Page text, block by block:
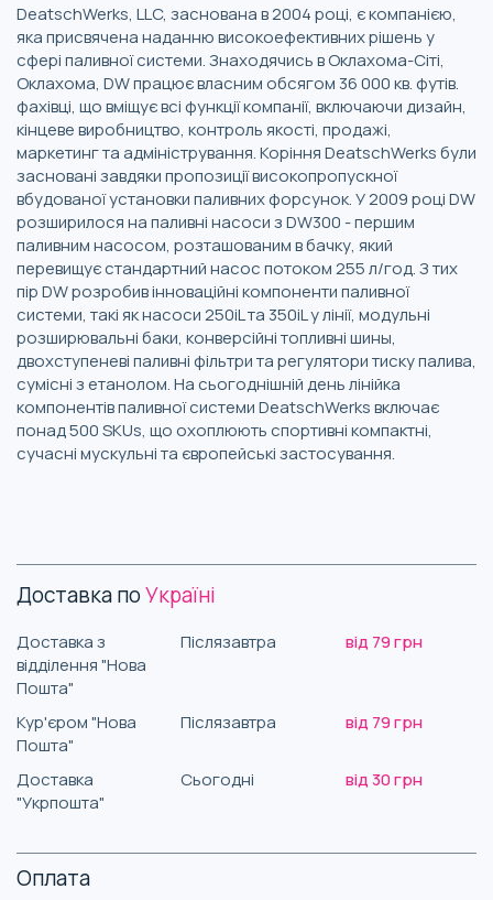
DeatschWerks, LLC, заснована в 2004 році, є компанією,
яка присвячена наданню високоефективних рішень у
сфері паливної системи. Знаходячись в Оклахома-Сіті,
Оклахома, DW працює власним обсягом 36 000 кв. футів.
фахівці, що вміщує всі функції компанії, включаючи дизайн,
кінцеве виробництво, контроль якості, продажі,
маркетинг та адміністрування. Коріння DeatschWerks були
засновані завдяки пропозиції високопропускної
вбудованої установки паливних форсунок. У 2009 році DW
розширилося на паливні насоси з DW300 - першим
паливним насосом, розташованим в бачку, який
перевищує стандартний насос потоком 255 л/год. З тих
пір DW розробив інноваційні компоненти паливної
системи, такі як насоси 250iL та 350iL у лінії, модульні
розширювальні баки, конверсійні топливні шины,
двохступеневі паливні фільтри та регулятори тиску палива,
сумісні з етанолом. На сьогоднішній день лінійка
компонентів паливної системи DeatschWerks включає
понад 500 SKUs, що охоплюють спортивні компактні,
сучасні мускульні та європейські застосування.
Доставка поУкраїні
Доставка з
відділення "Нова
Пошта"
Післязавтра від 79 грн
Кур'єром "Нова
Пошта"
Післязавтра від 79 грн
Доставка
"Укрпошта"
Сьогодні від 30 грн
Оплата